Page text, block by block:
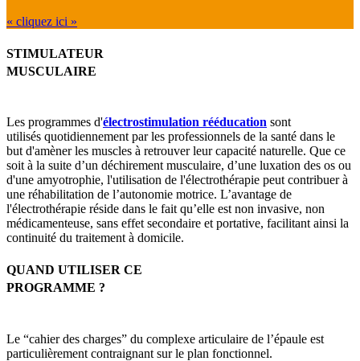
« cliquez ici »
STIMULATEUR
MUSCULAIRE
Les programmes d'électrostimulation rééducation sont
utilisés quotidiennement par les professionnels de la santé dans le
but d'amèner les muscles à retrouver leur capacité naturelle. Que ce
soit à la suite d’un déchirement musculaire, d’une luxation des os ou
d'une amyotrophie, l'utilisation de l'électrothérapie peut contribuer à
une réhabilitation de l’autonomie motrice. L’avantage de
l'électrothérapie réside dans le fait qu’elle est non invasive, non
médicamenteuse, sans effet secondaire et portative, facilitant ainsi la
continuité du traitement à domicile.
QUAND UTILISER CE
PROGRAMME ?
Le “cahier des charges” du complexe articulaire de l’épaule est
particulièrement contraignant sur le plan fonctionnel.